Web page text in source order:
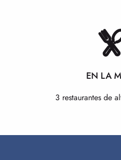
EN LA
3 restaurantes de